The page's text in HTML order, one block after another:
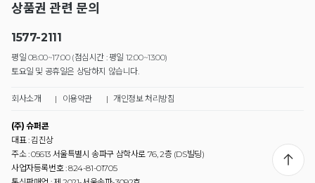
상품권 관련 문의
1577-2111
평일 08:00~17:00 (점심시간 : 평일 12:00~13:00)
토요일 및 공휴일은 상담하지 않습니다.
회사소개 | 이용약관 | 개인정보 처리방침
(주) 슈퍼콘
대표 : 김진상
주소 : 05613 서울특별시 송파구 삼학사로 76, 2층 (DS빌딩)
사업자등록번호 : 824-81-01705